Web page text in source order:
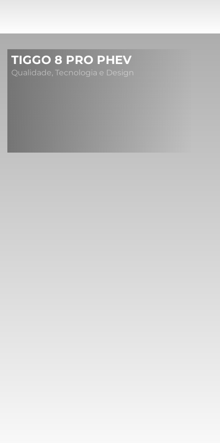
TIGGO 8 PRO PHEV
Qualidade, Tecnologia e Design